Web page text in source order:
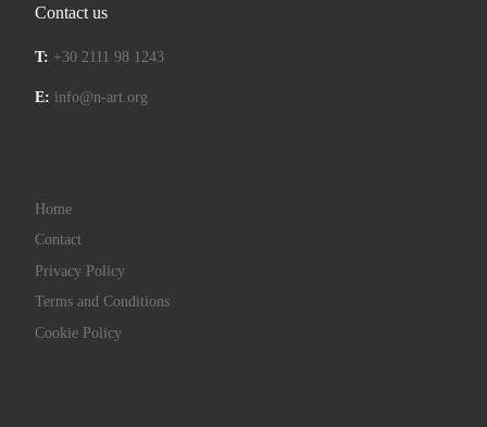
Contact us
T: +30 2111 98 1243
E: info@n-art.org
Home
Contact
Privacy Policy
Terms and Conditions
Cookie Policy